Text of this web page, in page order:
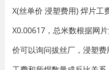
X(丝单价 浸塑费用) 焊片工
X0.00617，总米数根据网
价可以询问拔丝厂，浸塑